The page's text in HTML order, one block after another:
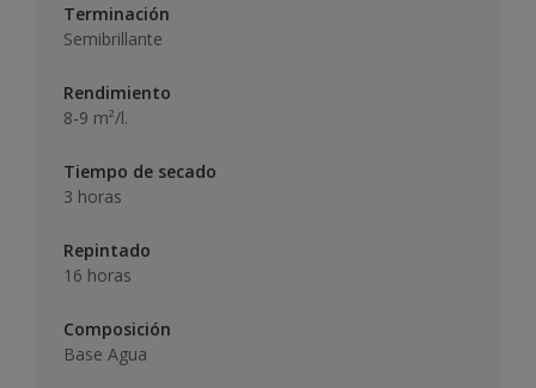
Terminación
Semibrillante
Rendimiento
8-9 m²/l.
Tiempo de secado
3 horas
Repintado
16 horas
Composición
Base Agua